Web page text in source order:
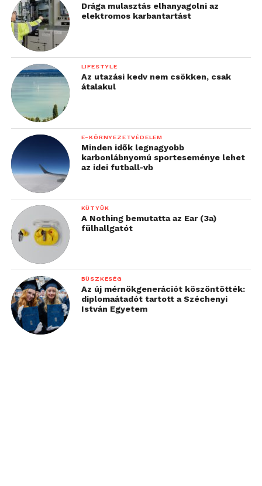
Drága mulasztás elhanyagolni az
elektromos karbantartást
LIFESTYLE
Az utazási kedv nem csökken, csak
átalakul
E-KÖRNYEZETVÉDELEM
Minden idők legnagyobb
karbonlábnyomú sporteseménye lehet
az idei futball-vb
KÜTYÜK
A Nothing bemutatta az Ear (3a)
fülhallgatót
BÜSZKESÉG
Az új mérnökgenerációt köszöntötték:
diplomaátadót tartott a Széchenyi
István Egyetem